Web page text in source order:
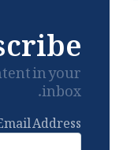
in your
inbox.
Address